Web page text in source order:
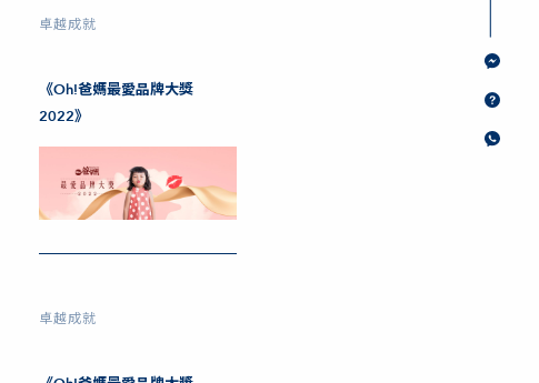
卓越成就
《Oh!爸媽最愛品牌大獎
2022》
卓越成就